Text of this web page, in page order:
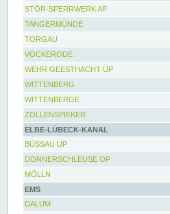
STÖR-SPERRWERK AP
TANGERMÜNDE
TORGAU
VOCKERODE
WEHR GEESTHACHT UP
WITTENBERG
WITTENBERGE
ZOLLENSPIEKER
ELBE-LÜBECK-KANAL
BÜSSAU UP
DONNERSCHLEUSE OP
MÖLLN
EMS
DALUM